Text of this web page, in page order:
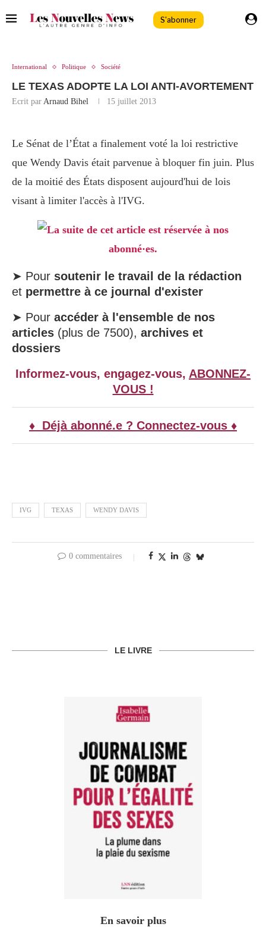
S'abonner
International Politique Société
LE TEXAS ADOPTE LA LOI ANTI-AVORTEMENT
Ecrit par Arnaud Bihel 15 juillet 2013
Le Sénat de l’État a finalement voté la loi restrictive
que Wendy Davis était parvenue à bloquer fin juin. Plus
de la moitié des États disposent aujourd'hui de lois
visant à limiter l'accès à l'IVG.
La suite de cet article est réservée à nos
abonné·es.
➤ Pour soutenir le travail de la rédaction
et permettre à ce journal d'exister
➤ Pour accéder à l'ensemble de nos
articles (plus de 7500), archives et
dossiers
Informez-vous, engagez-vous, ABONNEZ-
VOUS !
♦ Déjà abonné.e ? Connectez-vous ♦
IVG TEXAS WENDY DAVIS
0 commentaires
LE LIVRE
En savoir plus